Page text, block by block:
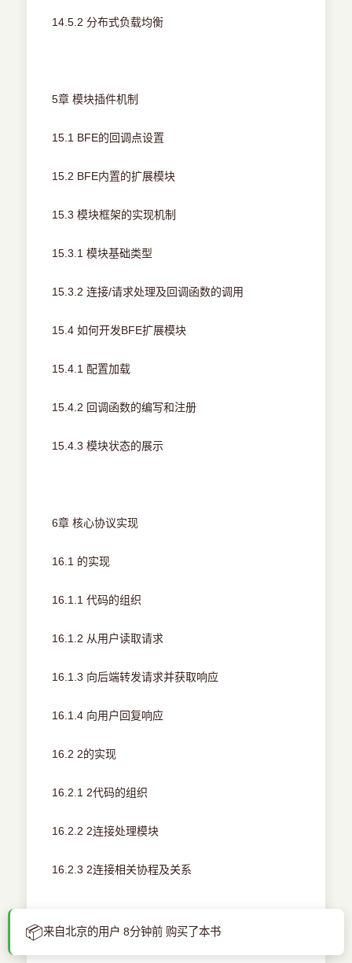
14.5.2 分布式负载均衡
5章 模块插件机制
15.1 BFE的回调点设置
15.2 BFE内置的扩展模块
15.3 模块框架的实现机制
15.3.1 模块基础类型
15.3.2 连接/请求处理及回调函数的调用
15.4 如何开发BFE扩展模块
15.4.1 配置加载
15.4.2 回调函数的编写和注册
15.4.3 模块状态的展示
6章 核心协议实现
16.1 的实现
16.1.1 代码的组织
16.1.2 从用户读取请求
16.1.3 向后端转发请求并获取响应
16.1.4 向用户回复响应
16.2 2的实现
16.2.1 2代码的组织
16.2.2 2连接处理模块
16.2.3 2连接相关协程及关系
📦来自北京的用户 8分钟前 购买了本书